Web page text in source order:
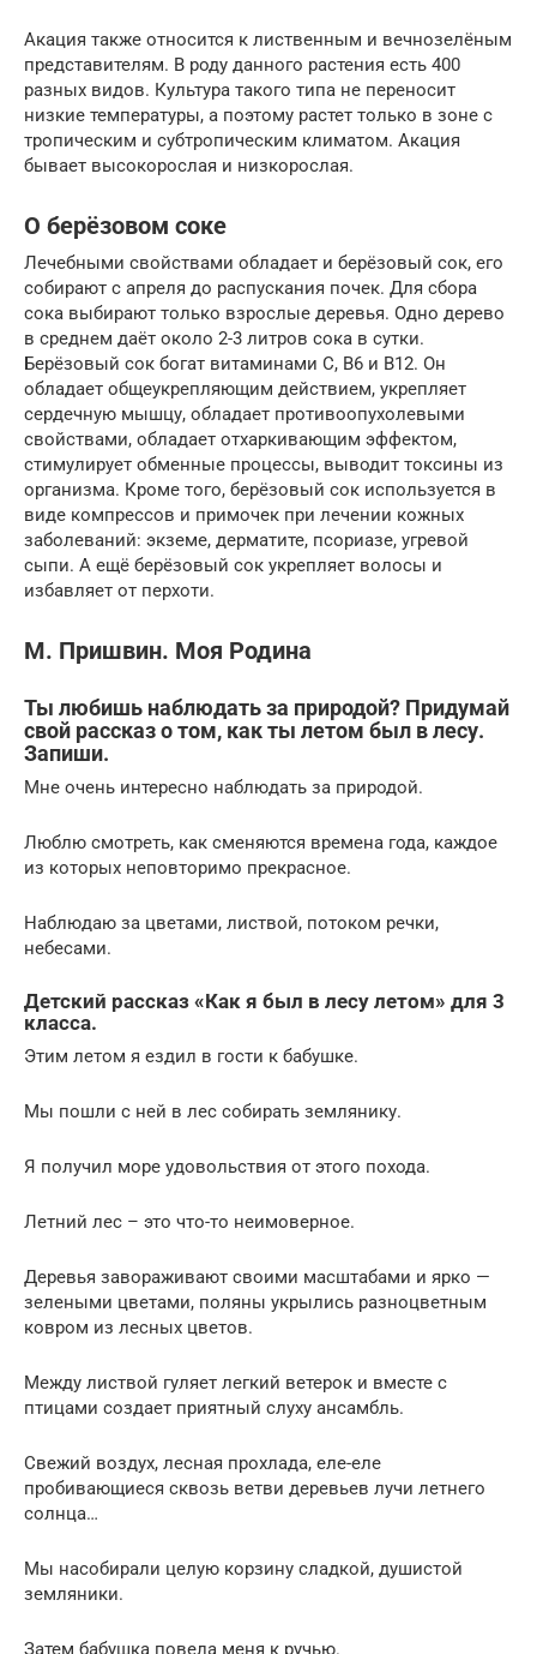
Акация также относится к лиственным и вечнозелёным
представителям. В роду данного растения есть 400
разных видов. Культура такого типа не переносит
низкие температуры, а поэтому растет только в зоне с
тропическим и субтропическим климатом. Акация
бывает высокорослая и низкорослая.
О берёзовом соке
Лечебными свойствами обладает и берёзовый сок, его
собирают с апреля до распускания почек. Для сбора
сока выбирают только взрослые деревья. Одно дерево
в среднем даёт около 2-3 литров сока в сутки.
Берёзовый сок богат витаминами С, В6 и В12. Он
обладает общеукрепляющим действием, укрепляет
сердечную мышцу, обладает противоопухолевыми
свойствами, обладает отхаркивающим эффектом,
стимулирует обменные процессы, выводит токсины из
организма. Кроме того, берёзовый сок используется в
виде компрессов и примочек при лечении кожных
заболеваний: экземе, дерматите, псориазе, угревой
сыпи. А ещё берёзовый сок укрепляет волосы и
избавляет от перхоти.
М. Пришвин. Моя Родина
Ты любишь наблюдать за природой? Придумай
свой рассказ о том, как ты летом был в лесу.
Запиши.
Мне очень интересно наблюдать за природой.
Люблю смотреть, как сменяются времена года, каждое
из которых неповторимо прекрасное.
Наблюдаю за цветами, листвой, потоком речки,
небесами.
Детский рассказ «Как я был в лесу летом» для 3
класса.
Этим летом я ездил в гости к бабушке.
Мы пошли с ней в лес собирать землянику.
Я получил море удовольствия от этого похода.
Летний лес – это что-то неимоверное.
Деревья завораживают своими масштабами и ярко —
зелеными цветами, поляны укрылись разноцветным
ковром из лесных цветов.
Между листвой гуляет легкий ветерок и вместе с
птицами создает приятный слуху ансамбль.
Свежий воздух, лесная прохлада, еле-еле
пробивающиеся сквозь ветви деревьев лучи летнего
солнца…
Мы насобирали целую корзину сладкой, душистой
земляники.
Затем бабушка повела меня к ручью.